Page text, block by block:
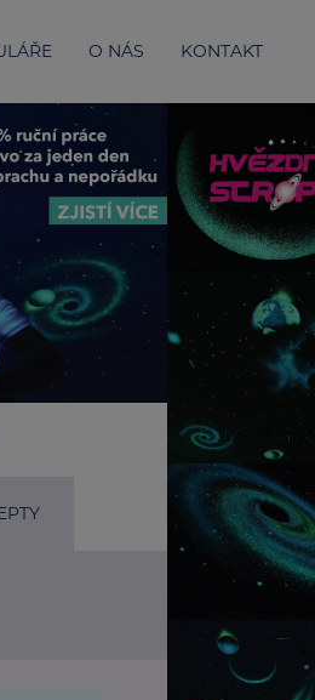
O NÁS KONTAKT